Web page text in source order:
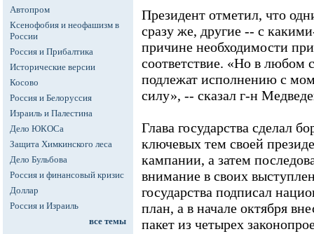
Автопром
Ксенофобия и неофашизм в
России
Россия и Прибалтика
Исторические версии
Косово
Россия и Белоруссия
Израиль и Палестина
Дело ЮКОСа
Защита Химкинского леса
Дело Бульбова
Россия и финансовый кризис
Доллар
Россия и Израиль
все темы
Президент отметил, что
сразу же, другие -- с
причине необходимости
соответствие. «Но в любом
подлежат исполнению с
силу», -- сказал г-н
Глава государства сделал
ключевых тем своей
кампании, а затем
внимание в своих
государства подписал
план, а в начале октября
пакет из четырех